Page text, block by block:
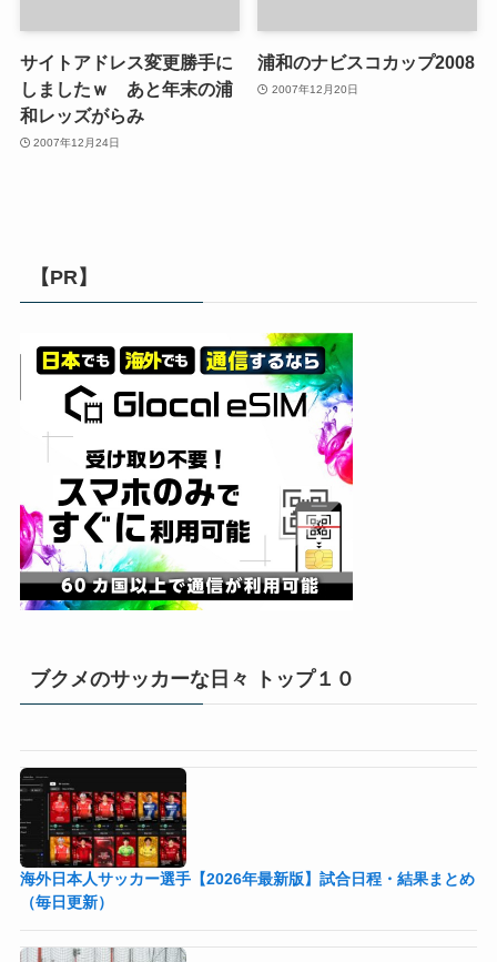
サイトアドレス変更勝手に
しましたｗ あと年末の浦
和レッズがらみ
2007年12月24日
浦和のナビスコカップ2008
2007年12月20日
【PR】
ブクメのサッカーな日々 トップ１０
海外日本人サッカー選手【2026年最新版】試合日程・結果まとめ
（毎日更新）